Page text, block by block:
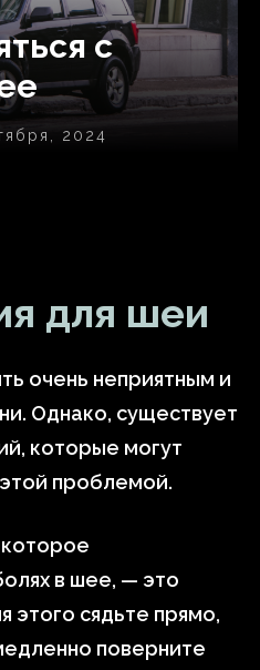
с
2024
для шеи
очень неприятным и
Однако, существует
которые могут
проблемой.
в шее, — это
этого сядьте прямо,
поверните